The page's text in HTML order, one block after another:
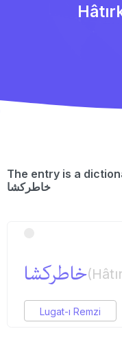
The entry is a
خاطركشا
خاطركشا
Lugat-ı Remzi